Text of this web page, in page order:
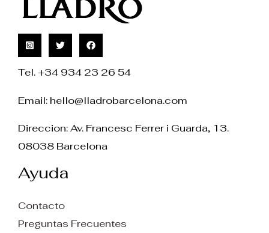
Tel. +34 934 23 26 54
Email: hello@lladrobarcelona.com
Direccion: Av. Francesc Ferrer i Guarda, 13.
08038 Barcelona
Ayuda
Contacto
Preguntas Frecuentes